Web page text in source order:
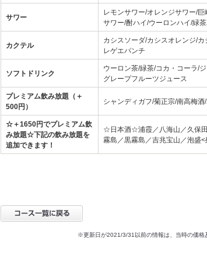
サワー
レモンサワー/オレンジサワー/
サワー/酎ハイ/ウーロンハイ/緑茶
カクテル
カシスソーダ/カシスオレンジ/
レゲエパンチ
ソフトドリンク
ウーロン茶/緑茶/コカ・コーラ/
グレープフルーツジュース
プレミアム飲み放題（＋
500円）
シャンディガフ/菊正宗/南高梅
☆＋1650円でプレミアム飲
み放題☆下記の飲み放題を
追加できます！
☆日本酒☆浦霞／八海山／久保
霧島／黒霧島／吉兆宝山／泡盛
※更新日が2021/3/31以前の情報は、当時の価格